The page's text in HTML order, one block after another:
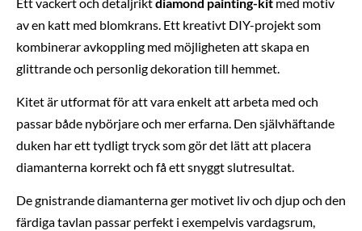
av en katt med blomkrans. Ett kreativt DIY-projekt som
kombinerar avkoppling med möjligheten att skapa en
glittrande och personlig dekoration till hemmet.
Kitet är utformat för att vara enkelt att arbeta med och
passar både nybörjare och mer erfarna. Den självhäftande
duken har ett tydligt tryck som gör det lätt att placera
diamanterna korrekt och få ett snyggt slutresultat.
De gnistrande diamanterna ger motivet liv och djup och den
färdiga tavlan passar perfekt i exempelvis vardagsrum,